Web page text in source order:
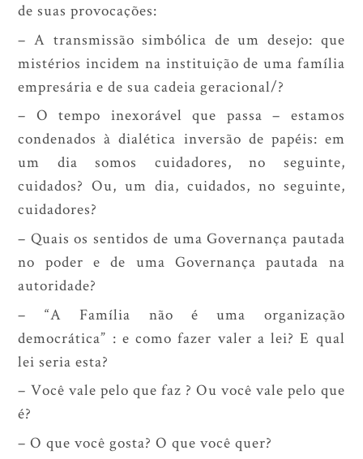
de suas provocações:
– A transmissão simbólica de um desejo: que
mistérios incidem na instituição de uma família
empresária e de sua cadeia geracional/?
– O tempo inexorável que passa – estamos
condenados à dialética inversão de papéis: em
um dia somos cuidadores, no seguinte,
cuidados? Ou, um dia, cuidados, no seguinte,
cuidadores?
– Quais os sentidos de uma Governança pautada
no poder e de uma Governança pautada na
autoridade?
– “A Família não é uma organização
democrática” : e como fazer valer a lei? E qual
lei seria esta?
– Você vale pelo que faz ? Ou você vale pelo que
é?
– O que você gosta? O que você quer?